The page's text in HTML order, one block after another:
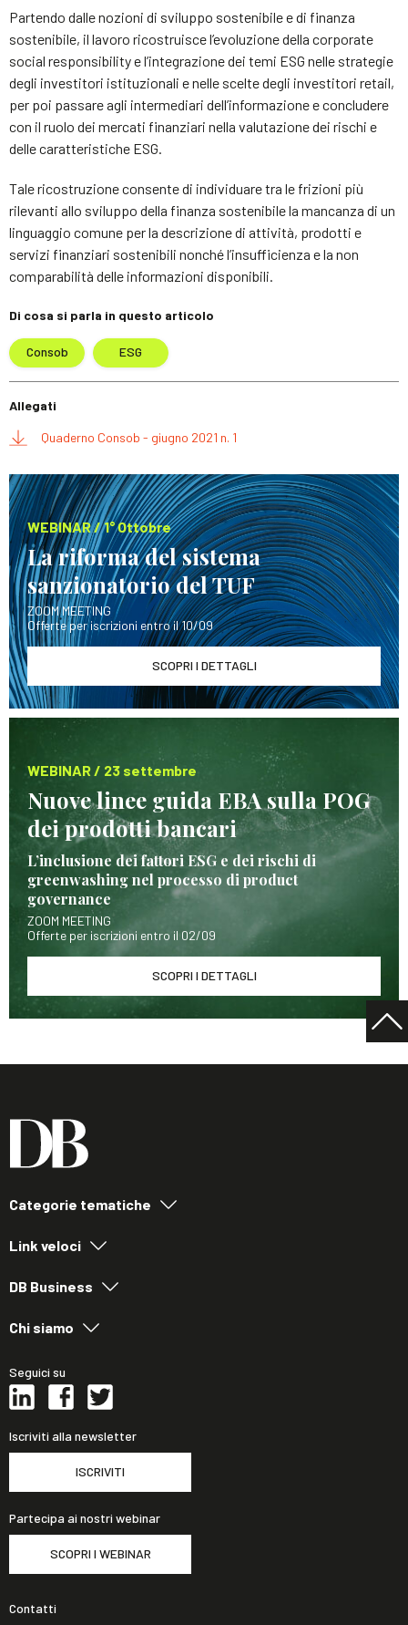
Partendo dalle nozioni di sviluppo sostenibile e di finanza
sostenibile, il lavoro ricostruisce l’evoluzione della corporate
social responsibility e l’integrazione dei temi ESG nelle strategie
degli investitori istituzionali e nelle scelte degli investitori retail,
per poi passare agli intermediari dell’informazione e concludere
con il ruolo dei mercati finanziari nella valutazione dei rischi e
delle caratteristiche ESG.
Tale ricostruzione consente di individuare tra le frizioni più
rilevanti allo sviluppo della finanza sostenibile la mancanza di un
linguaggio comune per la descrizione di attività, prodotti e
servizi finanziari sostenibili nonché l’insufficienza e la non
comparabilità delle informazioni disponibili.
Di cosa si parla in questo articolo
Consob ESG
Allegati
Quaderno Consob - giugno 2021 n. 1
WEBINAR / 1° Ottobre
La riforma del sistema
sanzionatorio del TUF
ZOOM MEETING
Offerte per iscrizioni entro il 10/09
SCOPRI I DETTAGLI
WEBINAR / 23 settembre
Nuove linee guida EBA sulla POG
dei prodotti bancari
L’inclusione dei fattori ESG e dei rischi di
greenwashing nel processo di product
governance
ZOOM MEETING
Offerte per iscrizioni entro il 02/09
SCOPRI I DETTAGLI
Categorie tematiche
Link veloci
DB Business
Chi siamo
Seguici su
Iscriviti alla newsletter
ISCRIVITI
Partecipa ai nostri webinar
SCOPRI I WEBINAR
Contatti